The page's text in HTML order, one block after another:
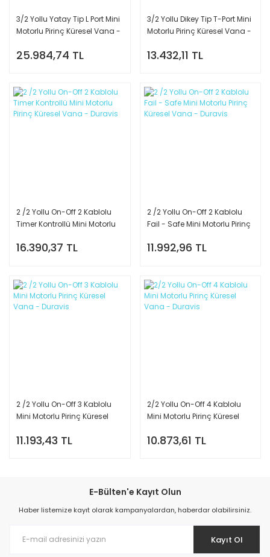
3/2 Yollu Yatay Tip L Port Mini
Motorlu Pirinç Küresel Vana -
25.984,74 TL
3/2 Yollu Dikey Tip T-Port Mini
Motorlu Pirinç Küresel Vana -
13.432,11 TL
2 /2 Yollu On-Off 2 Kablolu
Timer Kontrollü Mini Motorlu
16.390,37 TL
2 /2 Yollu On-Off 2 Kablolu
Fail - Safe Mini Motorlu Pirinç
11.992,96 TL
2 /2 Yollu On-Off 3 Kablolu
Mini Motorlu Pirinç Küresel
11.193,43 TL
2/2 Yollu On-Off 4 Kablolu
Mini Motorlu Pirinç Küresel
10.873,61 TL
E-Bülten'e Kayıt Olun
Haber listemize kayıt olarak kampanyalardan, haberdar olabilirsiniz.
Kayıt Ol